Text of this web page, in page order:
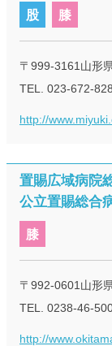
股 膝
〒999-3161山形
TEL. 023-672-
http://
置賜広域病院
公立置賜総合
膝
〒992-0601山形
TEL. 0238-46-
http://